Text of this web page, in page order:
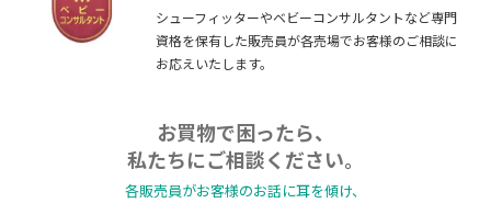
シューフィッターやベビーコンサルタントなど専門
資格を保有した販売員が各売場でお客様のご相談に
お応えいたします。
お買物で困ったら、
私たちにご相談ください。
各販売員がお客様のお話に耳を傾け、